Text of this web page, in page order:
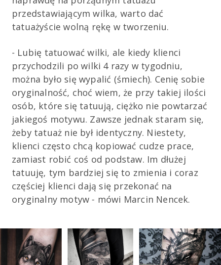
przedstawiającym wilka, warto dać
tatuażyście wolną rękę w tworzeniu.
- Lubię tatuować wilki, ale kiedy klienci
przychodzili po wilki 4 razy w tygodniu,
można było się wypalić (śmiech). Cenię sobie
oryginalność, choć wiem, że przy takiej ilości
osób, które się tatuują, ciężko nie powtarzać
jakiegoś motywu. Zawsze jednak staram się,
żeby tatuaż nie był identyczny. Niestety,
klienci często chcą kopiować cudze prace,
zamiast robić coś od podstaw. Im dłużej
tatuuję, tym bardziej się to zmienia i coraz
częściej klienci dają się przekonać na
oryginalny motyw - mówi Marcin Nencek.